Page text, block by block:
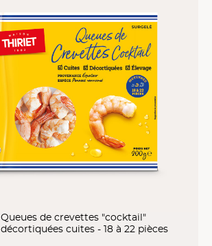
Queues de crevettes "cocktail"
décortiquées cuites - 18 à 22 pièces